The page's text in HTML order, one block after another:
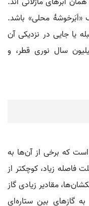
«اَبَرخوشۀ محلی» باشد.
یا جایی در نزدیکی آن
احتمالاً این ابرخوشۀ محلی ۱۰۰میلیون سال نوری قطر، و
که برخی از آن‌ها به
فاصله زیاد، کوچکتر از
مقادیر زیادی گاز
گازهای بین ستاره‌ای